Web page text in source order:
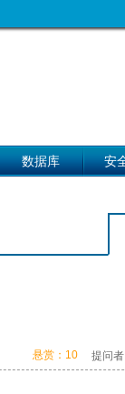
数据库 安
提问
悬赏：10